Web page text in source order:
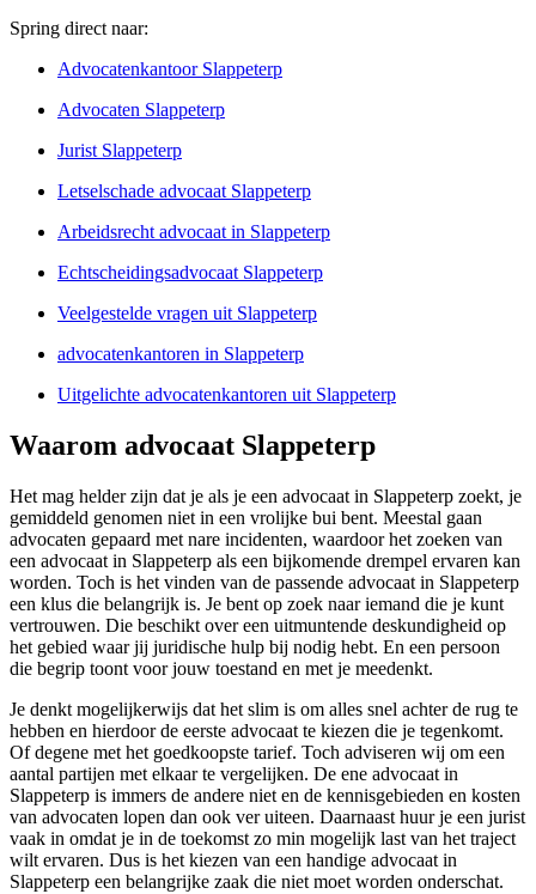
Spring direct naar:
Advocatenkantoor Slappeterp
Advocaten Slappeterp
Jurist Slappeterp
Letselschade advocaat Slappeterp
Arbeidsrecht advocaat in Slappeterp
Echtscheidingsadvocaat Slappeterp
Veelgestelde vragen uit Slappeterp
advocatenkantoren in Slappeterp
Uitgelichte advocatenkantoren uit Slappeterp
Waarom advocaat Slappeterp
Het mag helder zijn dat je als je een advocaat in Slappeterp zoekt, je
gemiddeld genomen niet in een vrolijke bui bent. Meestal gaan
advocaten gepaard met nare incidenten, waardoor het zoeken van
een advocaat in Slappeterp als een bijkomende drempel ervaren kan
worden. Toch is het vinden van de passende advocaat in Slappeterp
een klus die belangrijk is. Je bent op zoek naar iemand die je kunt
vertrouwen. Die beschikt over een uitmuntende deskundigheid op
het gebied waar jij juridische hulp bij nodig hebt. En een persoon
die begrip toont voor jouw toestand en met je meedenkt.
Je denkt mogelijkerwijs dat het slim is om alles snel achter de rug te
hebben en hierdoor de eerste advocaat te kiezen die je tegenkomt.
Of degene met het goedkoopste tarief. Toch adviseren wij om een
aantal partijen met elkaar te vergelijken. De ene advocaat in
Slappeterp is immers de andere niet en de kennisgebieden en kosten
van advocaten lopen dan ook ver uiteen. Daarnaast huur je een jurist
vaak in omdat je in de toekomst zo min mogelijk last van het traject
wilt ervaren. Dus is het kiezen van een handige advocaat in
Slappeterp een belangrijke zaak die niet moet worden onderschat.